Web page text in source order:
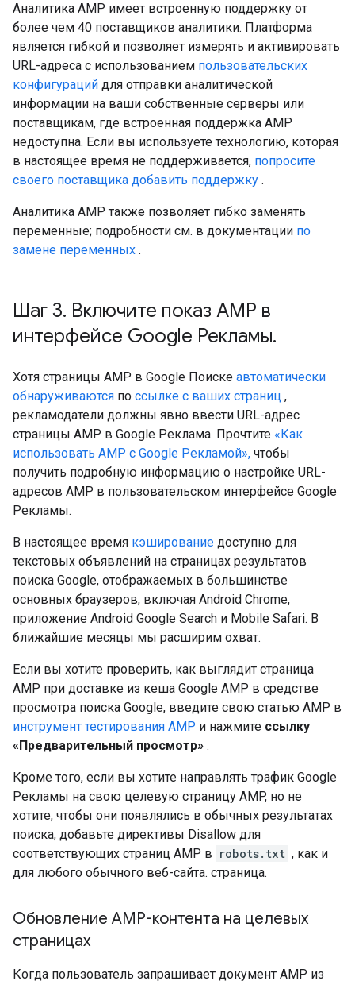
Аналитика AMP имеет встроенную поддержку от
более чем 40 поставщиков аналитики. Платформа
является гибкой и позволяет измерять и активировать
URL-адреса с использованием пользовательских
конфигураций для отправки аналитической
информации на ваши собственные серверы или
поставщикам, где встроенная поддержка AMP
недоступна. Если вы используете технологию, которая
в настоящее время не поддерживается, попросите
своего поставщика добавить поддержку .
Аналитика AMP также позволяет гибко заменять
переменные; подробности см. в документации по
замене переменных .
Шаг 3. Включите показ AMP в
интерфейсе Google Рекламы.
Хотя страницы AMP в Google Поиске автоматически
обнаруживаются по ссылке с ваших страниц ,
рекламодатели должны явно ввести URL-адрес
страницы AMP в Google Реклама. Прочтите «Как
использовать AMP с Google Рекламой», чтобы
получить подробную информацию о настройке URL-
адресов AMP в пользовательском интерфейсе Google
Рекламы.
В настоящее время кэширование доступно для
текстовых объявлений на страницах результатов
поиска Google, отображаемых в большинстве
основных браузеров, включая Android Chrome,
приложение Android Google Search и Mobile Safari. В
ближайшие месяцы мы расширим охват.
Если вы хотите проверить, как выглядит страница
AMP при доставке из кеша Google AMP в средстве
просмотра поиска Google, введите свою статью AMP в
инструмент тестирования AMP и нажмите ссылку
«Предварительный просмотр» .
Кроме того, если вы хотите направлять трафик Google
Рекламы на свою целевую страницу AMP, но не
хотите, чтобы они появлялись в обычных результатах
поиска, добавьте директивы Disallow для
соответствующих страниц AMP в robots.txt , как и
для любого обычного веб-сайта. страница.
Обновление AMP-контента на целевых
страницах
Когда пользователь запрашивает документ AMP из